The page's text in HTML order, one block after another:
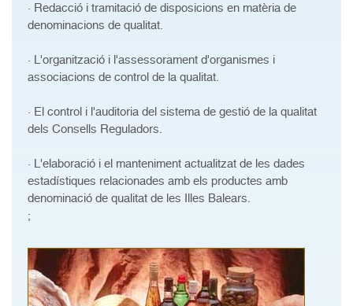
· Redacció i tramitació de disposicions en matèria de
denominacions de qualitat.
· L'organització i l'assessorament d'organismes i
associacions de control de la qualitat.
· El control i l'auditoria del sistema de gestió de la qualitat
dels Consells Reguladors.
· L'elaboració i el manteniment actualitzat de les dades
estadístiques relacionades amb els productes amb
denominació de qualitat de les Illes Balears.
;